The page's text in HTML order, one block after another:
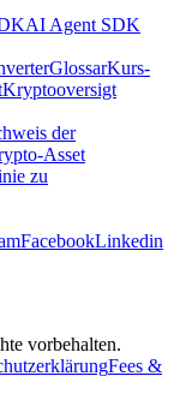
AI Agent SDK
GlossarKurs-
Kryptooversigt
der
Asset
zu
FacebookLinkedin
vorbehalten.
Fees &